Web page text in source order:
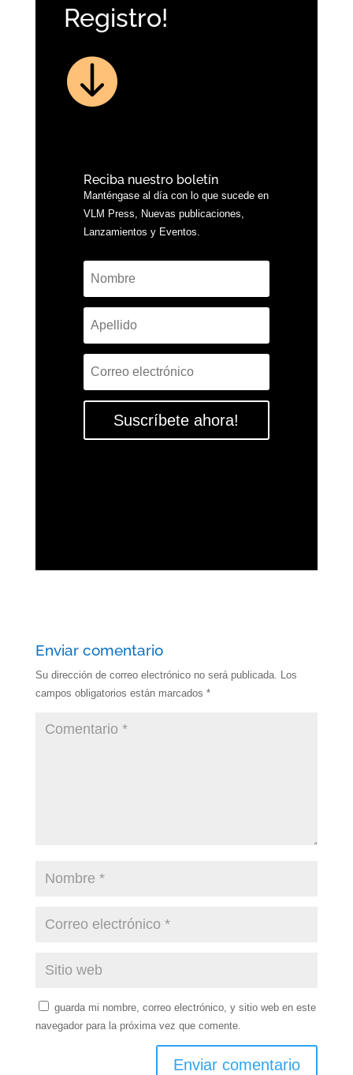
Registro!

Reciba nuestro boletín
Manténgase al día con lo que sucede en
VLM Press, Nuevas publicaciones,
Lanzamientos y Eventos.
Suscríbete ahora!
Enviar comentario
Su dirección de correo electrónico no será publicada. Los
campos obligatorios están marcados *
guarda mi nombre, correo electrónico, y sitio web en este
navegador para la próxima vez que comente.